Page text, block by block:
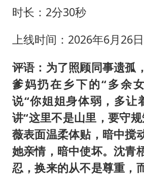
时长：2分30秒
上线时间：2026年6月26日
评语：为了照顾同事遗孤
爹妈扔在乡下的“多余
说“你姐姐身体弱，多让
讲“这里不是山里，要守
薇表面温柔体贴，暗中搅
她亲情，暗中使坏。沈青
忍，换来的从不是尊重，